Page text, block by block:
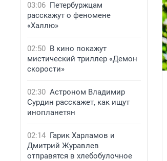
03:06 Петербуржцам
расскажут о феномене
«Халлю»
02:50 В кино покажут
мистический триллер «Демон
скорости»
02:30 Астроном Владимир
Сурдин расскажет, как ищут
инопланетян
02:14 Гарик Харламов и
Дмитрий Журавлев
отправятся в хлебобулочное